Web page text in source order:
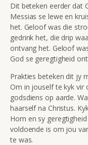
Dit beteken eerder dat
Messias se lewe en
het. Geloof was die
gedrink het, die drip
ontvang het. Geloof
God se geregtigheid
Prakties beteken dit jy
Om in jouself te kyk vir
godsdiens op aarde.
haarself na Christus.
Hom en sy
voldoende is om jou
te was.